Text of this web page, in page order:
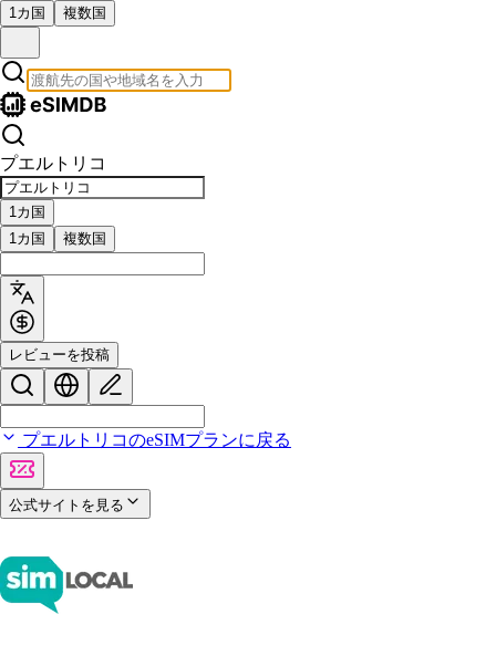
1カ国 複数国
プエルトリコ
1カ国
1カ国
複数国
レビューを投稿
プエルトリコのeSIMプランに戻る
公式サイトを見る